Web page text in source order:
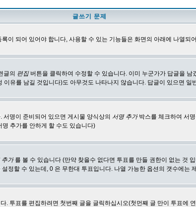
글쓰기 문제
이 되어 있어야 합니다, 사용할 수 있는 기능들은 화면의 아래에 나열되
글의 편집버튼을 클릭하여 수정할 수 있습니다. 이미 누군가가 답글을
유를 남길 것입니다)도 아무것도 나타나지 않습니다. 답글이 있으면 일
명이 준비되어 있으면 게시물 양식상의 서명 추가박스를 체크하여 서
추가를 안하게 할 수도 있습니다)
추가를 볼 수 있습니다 (만약 찾을수 없다면 투표를 만들 권한이 없는 것
정할 수 있는데, 0 은 무한대 투표입니다. 나열 가능한 옵션의 갯수에는
투표를 편집하려면 첫번째 글을 글릭하십시오(첫먼째 글 만이 투표에